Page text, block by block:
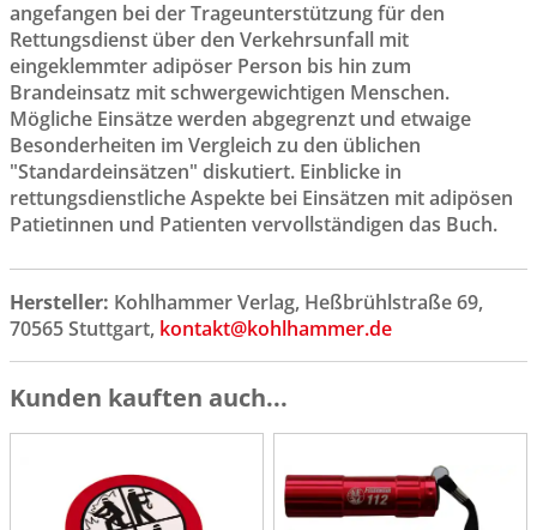
angefangen bei der Trageunterstützung für den
Rettungsdienst über den Verkehrsunfall mit
eingeklemmter adipöser Person bis hin zum
Brandeinsatz mit schwergewichtigen Menschen.
Mögliche Einsätze werden abgegrenzt und etwaige
Besonderheiten im Vergleich zu den üblichen
"Standardeinsätzen" diskutiert. Einblicke in
rettungsdienstliche Aspekte bei Einsätzen mit adipösen
Patietinnen und Patienten vervollständigen das Buch.
Hersteller: Kohlhammer Verlag, Heßbrühlstraße 69,
70565 Stuttgart, kontakt@kohlhammer.de
Kunden kauften auch...